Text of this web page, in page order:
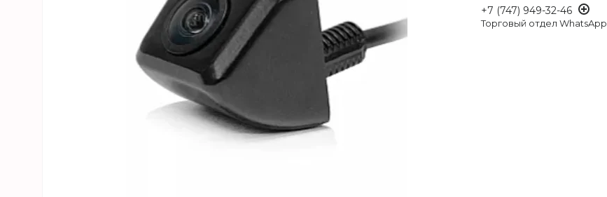
+7 (747) 949-32-46
Торговый отдел WhatsApp